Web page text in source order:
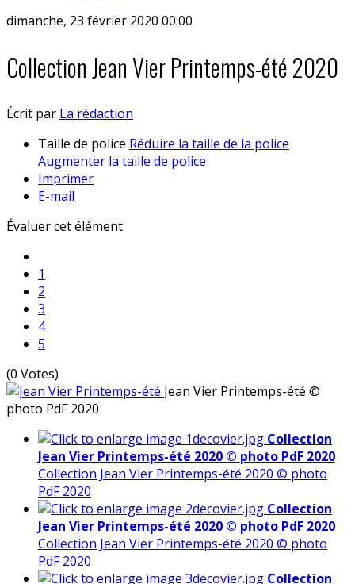
dimanche, 23 février 2020 00:00
Collection Jean Vier Printemps-été 2020
Écrit par La rédaction
Taille de police Réduire la taille de la police
Augmenter la taille de police
Imprimer
E-mail
Évaluer cet élément
1
2
3
4
5
(0 Votes)
Jean Vier Printemps-été ©
photo PdF 2020
Collection
Jean Vier Printemps-été 2020 © photo PdF 2020
Collection Jean Vier Printemps-été 2020 © photo
PdF 2020
Collection
Jean Vier Printemps-été 2020 © photo PdF 2020
Collection Jean Vier Printemps-été 2020 © photo
PdF 2020
Collection